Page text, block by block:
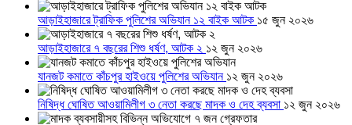
আড়াইহাজারে ট্রাফিক পুলিশের অভিযান ১২ বাইক আটক ১৫ জুন ২০২৬
আড়াইহাজারে ৭ বছরের শিশু ধর্ষণ, আটক ২ ১২ জুন ২০২৬
যানজট কমাতে কাঁচপুর হাইওয়ে পুলিশের অভিযান ১২ জুন ২০২৬
নিষিদ্ধ ঘোষিত আওয়ামিলীগ ৩ নেতা করছে মাদক ও দেহ ব্যবসা ১২ জুন ২০২৬